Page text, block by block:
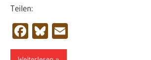
Teilen:
Facebook
Bluesky